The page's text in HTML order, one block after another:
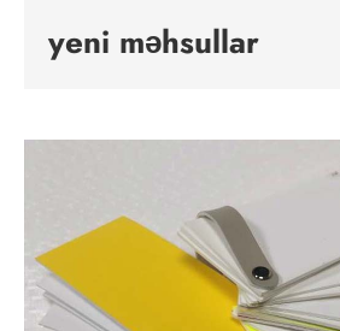
yeni məhsullar